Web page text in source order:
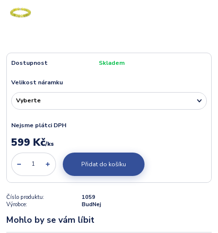
Dostupnost Skladem
Velikost náramku
Nejsme plátci DPH
599 Kč/ks
Přidat do košíku
Číslo produktu:
1059
Výrobce:
BudNej
Mohlo by se vám líbit